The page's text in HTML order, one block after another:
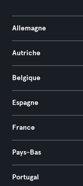
Allemagne
Autriche
Belgique
Espagne
France
Pays-Bas
Portugal